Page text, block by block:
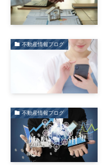
不動産情報ブログ
不動産情報ブログ